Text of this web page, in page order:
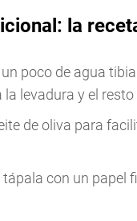
la
poco de agua
levadura y el
de oliva para
con un papel